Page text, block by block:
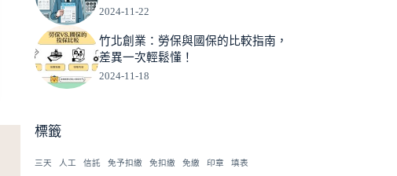
2024-11-22
竹北創業：勞保與國保的比較指南，
差異一次輕鬆懂！
2024-11-18
標籤
三天 人工 信託 免予扣繳 免扣繳 免繳 印章 填表